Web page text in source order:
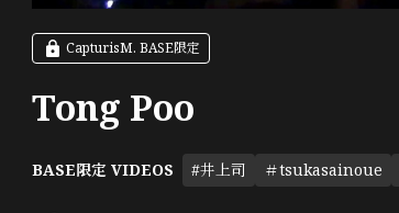
CapturisM. BASE限定
Tong Poo
BASE限定 VIDEOS #井上司 ＃tsukasainoue